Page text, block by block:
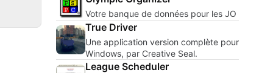
Votre banque de données pour les JO
True Driver
Une application version complète pour
Windows, par Creative Seal.
League Scheduler